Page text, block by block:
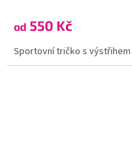
od 550 Kč
Sportovní tričko s